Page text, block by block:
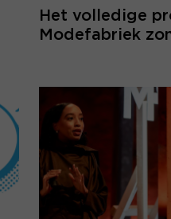
Het volledige
Modefabriek